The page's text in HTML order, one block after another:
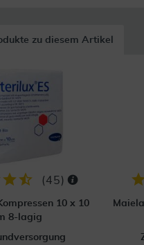
zu diesem Artikel
(45)
10 x 10
8-lagig